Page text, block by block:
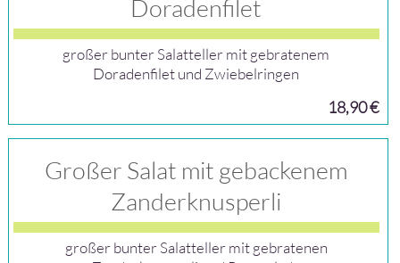
Doradenfilet
großer bunter Salatteller mit gebratenem
Doradenfilet und Zwiebelringen
18,90 €
Großer Salat mit gebackenem
Zanderknusperli
großer bunter Salatteller mit gebratenen